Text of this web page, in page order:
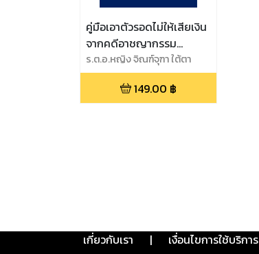
คู่มือเอาตัวรอดไม่ให้เสียเงิน
จากคดีอาชญากรรม
ออนไลน์
ร.ต.อ.หญิง จิณฑ์จุฑา ใต้ตา
149.00 ฿
เกี่ยวกับเรา | เงื่อนไขการใช้บริการ